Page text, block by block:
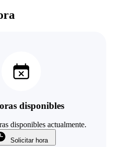
disponibles
disponibles actualmente.
Solicitar hora